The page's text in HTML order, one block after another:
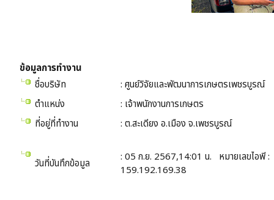
ข้อมูลการทำงาน
ชื่อบริษัท
: ศูนย์วิจัยและพัฒนาการเกษตรเพชรบูรณ์
ตำแหน่ง
: เจ้าพนักงานการเกษตร
ที่อยู่ที่ทำงาน
: ต.สะเดียง อ.เมือง จ.เพชรบูรณ์
วันที่บันทึกข้อมูล
: 05 ก.ย. 2567,14:01 น. หมายเลขไอพี :
159.192.169.38